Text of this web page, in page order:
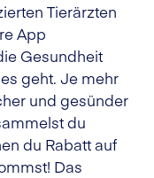
Tierärzten
App
Gesundheit
geht. Je mehr
und gesünder
du
du Rabatt auf
Das